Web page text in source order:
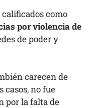
como
por violencia de
de poder y
carecen de
casos, no fue
por la falta de